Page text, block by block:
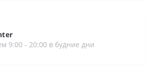
9:00 - 20:00 в будние дни